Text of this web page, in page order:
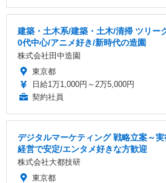
建築・土木系/建築・土木/清掃 ツリー
0代中心/アニメ好き/新時代の造園
株式会社田中造園
東京都
日給1万1,000円～2万5,000円
契約社員
デジタルマーケティング 戦略立案～
経営で安定/エンタメ好きな方歓迎
株式会社大都技研
東京都